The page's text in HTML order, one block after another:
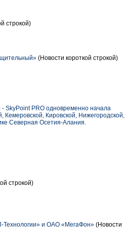
строкой)
(Новости короткой строкой)
SkyPoint PRO одновременно начала
Кемеровской, Кировской, Нижегородской,
Северная Осетия-Алания.
строкой)
Технологии» и ОАО «МегаФон» (Новости